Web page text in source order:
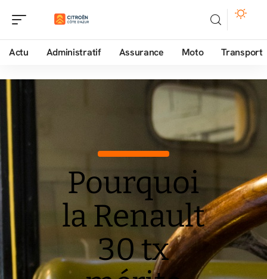
Actu Administratif Assurance Moto Transport
Pourquoi
la Renault
30 tx